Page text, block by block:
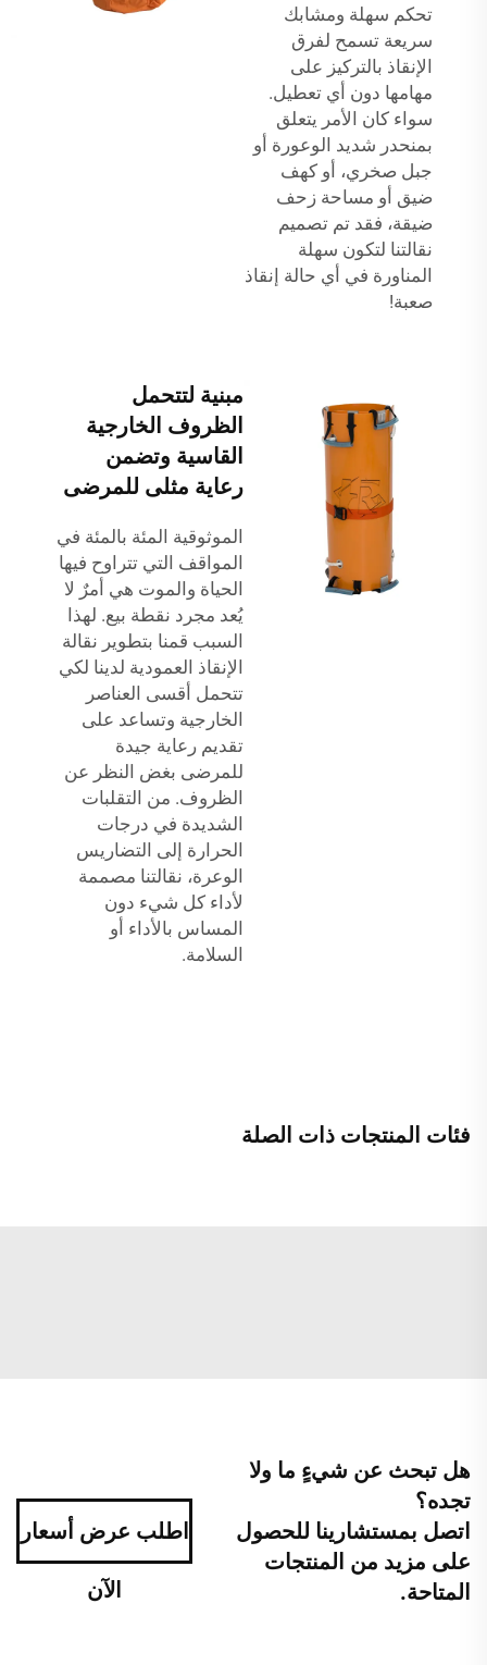
تحكم سهلة ومشابك
سريعة تسمح لفرق
الإنقاذ بالتركيز على
مهامها دون أي تعطيل.
سواء كان الأمر يتعلق
بمنحدر شديد الوعورة أو
جبل صخري، أو كهف
ضيق أو مساحة زحف
ضيقة، فقد تم تصميم
نقالتنا لتكون سهلة
المناورة في أي حالة إنقاذ
صعبة!
مبنية لتتحمل
الظروف الخارجية
القاسية وتضمن
رعاية مثلى للمرضى
الموثوقية المئة بالمئة في
المواقف التي تتراوح فيها
الحياة والموت هي أمرٌ لا
يُعد مجرد نقطة بيع. لهذا
السبب قمنا بتطوير نقالة
الإنقاذ العمودية لدينا لكي
تتحمل أقسى العناصر
الخارجية وتساعد على
تقديم رعاية جيدة
للمرضى بغض النظر عن
الظروف. من التقلبات
الشديدة في درجات
الحرارة إلى التضاريس
الوعرة، نقالتنا مصممة
لأداء كل شيء دون
المساس بالأداء أو
السلامة.
فئات المنتجات ذات الصلة
هل تبحث عن شيءٍ ما ولا
تجده؟
اتصل بمستشارينا للحصول
على مزيد من المنتجات
المتاحة.
اطلب عرض أسعار
الآن